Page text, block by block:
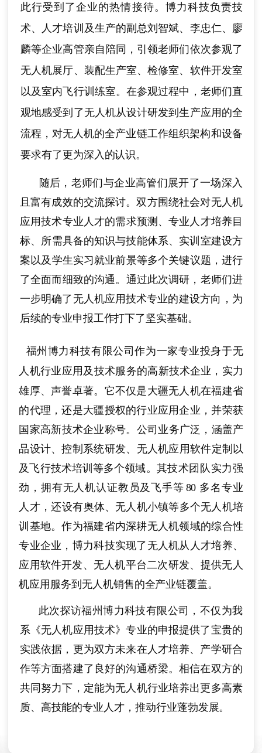
此行受到了企业的热情接待。博力科技负责技
术、人才培训及生产的副总刘智斌、李忠仁、廖
麟等企业高管亲自陪同，引领老师们依次参观了
无人机展厅、装配生产室、检修室、软件开发室
以及室内飞行训练室。在参观过程中，老师们直
观地感受到了无人机从设计研发到生产应用的全
流程，对无人机的全产业链工作组织架构和设备
要求有了更为深入的认识。
随后，老师们与企业高管们展开了一场深入
且富有成效的交流探讨。双方围 绕社会对无人机
应用技术专业人才的需求预测、专业人才培养目
标、所需具备的知识与技能体系、实训室建设方
案以及学生实习就业前景等多个关键议题， 进行
了全面而细致的沟通。通过此次调研，老师们进
一步明确了无人机应用技术专业的建设方向，为
后续的专业申报工作打下了坚实基础。
福州博力科技有限公司作为一家专业投身于无
人机行业应用及技术服务的高新技术企业，实力
雄厚、声誉卓著。它不仅是大疆无人机在福建省
的代理，还是大疆授权的行业应用企业，并荣获
国家高新技术企业称号。公司业务广泛，涵盖产
品设计、控制系统研发、无人机应用软件定制以
及飞行技术培训等多个领域。 其技术团队实力强
劲，拥有无人机认证教员及飞手等 80 多名专业
人才，还设有奥体、无人机小镇等多个无人机培
训基地。作为福建省内深耕无人机领域的综合性
专业企业，博力科技实现了无人机从人才培养、
应用软件开发、无人机平台二次研发、提供无人
机应用服务到无人机销售的全产业链覆盖。
此次探访福州博力科技有限公司，不仅为我
系《无人机应用技术》专业的申报提供了宝贵的
实践依据，更为双方未来在人才培养、产学研合
作等方面搭建了良好的沟通桥梁。相信在双方的
共同努力下，定能为无人机行业培养出更多高素
质、高技能的专业人才，推动行业蓬勃发展。